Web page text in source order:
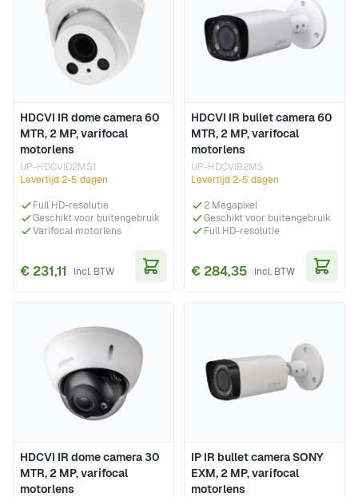
HDCVI IR dome camera 60
MTR, 2 MP, varifocal
motorlens
UP-HDCVID2MS1
Levertijd 2-5 dagen
Full HD-resolutie
Geschikt voor buitengebruik
Varifocal motorlens
€ 231,11
HDCVI IR bullet camera 60
MTR, 2 MP, varifocal
motorlens
UP-HDCVIB2MS
Levertijd 2-5 dagen
2 Megapixel
Geschikt voor buitengebruik
Full HD-resolutie
€ 284,35
HDCVI IR dome camera 30
MTR, 2 MP, varifocal
motorlens
IP IR bullet camera SONY
EXM, 2 MP, varifocal
motorlens